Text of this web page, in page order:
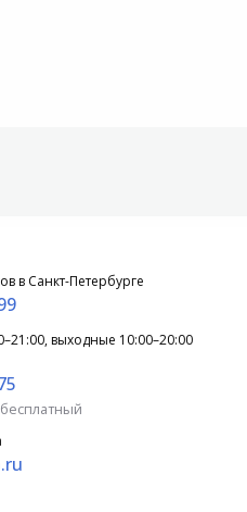
в Санкт-Петербурге
выходные 10:00–20:00